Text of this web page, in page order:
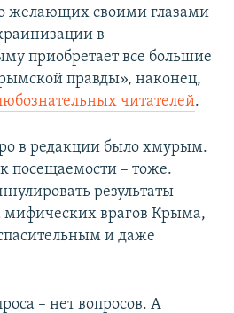
желающих своими глазами
в
приобретает все большие
правды», наконец,
читателей.
в редакции было хмурым.
посещаемости – тоже.
результаты
мифических врагов Крыма,
и даже
– нет вопросов. А